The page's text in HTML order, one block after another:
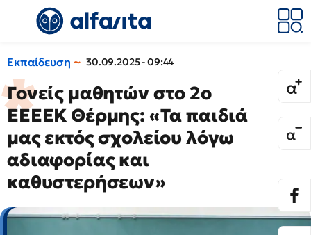
Εκπαίδευση 30.09.2025 - 09:44
Γονείς μαθητών στο 2ο
ΕΕΕΕΚ Θέρμης: «Τα παιδιά
μας εκτός σχολείου λόγω
αδιαφορίας και
καθυστερήσεων»